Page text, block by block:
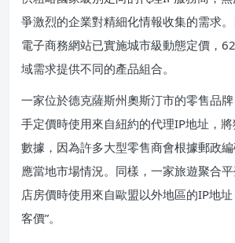
爭激烈的企業對精細化情報收集的需求
電子商務網站已實施城市級動態定價，
域需求提供不同的產品組合。
一家位於德克薩斯州奧斯汀市的零售品
手定價時使用來自紐約的代理IP地址，
數據，因為許多大型零售商會根據郵政
應當地市場情況。同樣，一家旅遊聚合
店房價時使用來自歐盟以外地區的IP地
客價”。